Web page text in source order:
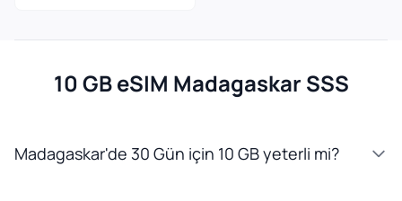
10 GB eSIM Madagaskar SSS
Madagaskar'de 30 Gün için 10 GB yeterli mi?